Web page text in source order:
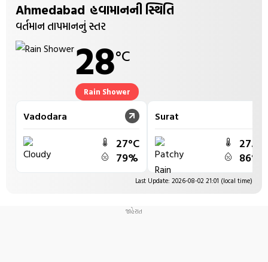
કેવી રીતે કોઈ પણ ટેકા વગર હવામાં સ્થિર રહેતુ હતું સોમનાથનું
શિવલિંગ
ભારત પાકિસ્તાન વચ્ચે થશે મોટુ યુદ્ધ,અમેરિકી મેગેઝિનમાં
Ahmedabad હવામાનની સ્થિતિ
વર્તમાન તાપમાનનું સ્તર
28°C
Rain Shower
Vadodara
27°C
79%
Surat
86%
Last Update: 2026-08-02 21:01 (local time)